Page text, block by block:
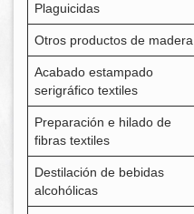
Plaguicidas
Otros productos de madera
Acabado estampado
serigráfico textiles
Preparación e hilado de
fibras textiles
Destilación de bebidas
alcohólicas